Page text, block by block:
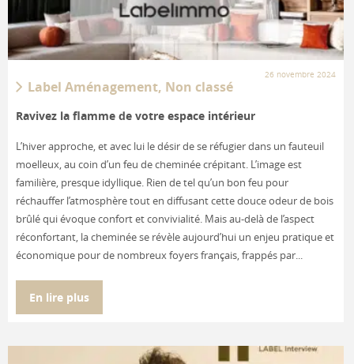
Label Aménagement, Non classé
26 novembre 2024
Ravivez la flamme de votre espace intérieur
L’hiver approche, et avec lui le désir de se réfugier dans un fauteuil
moelleux, au coin d’un feu de cheminée crépitant. L’image est
familière, presque idyllique. Rien de tel qu’un bon feu pour
réchauffer l’atmosphère tout en diffusant cette douce odeur de bois
brûlé qui évoque confort et convivialité. Mais au-delà de l’aspect
réconfortant, la cheminée se révèle aujourd’hui un enjeu pratique et
économique pour de nombreux foyers français, frappés par...
En lire plus